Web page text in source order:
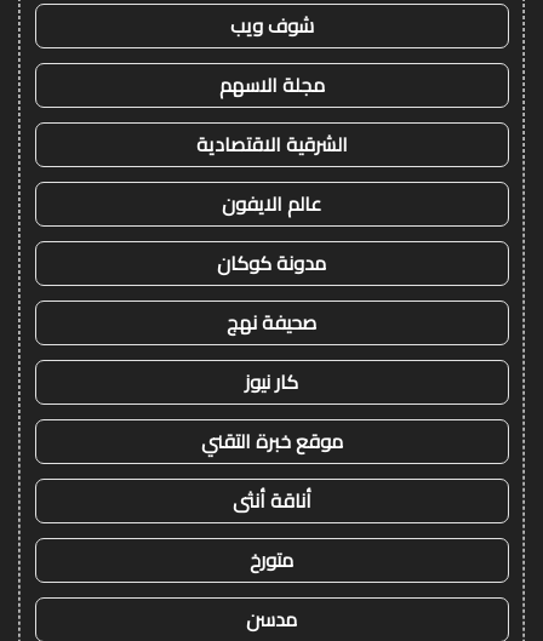
شوف ويب
مجلة الاسهم
الشرقية الاقتصادية
عالم الايفون
مدونة كوكان
صحيفة نهج
كار نيوز
موقع خبرة التقني
أناقة أنثى
متورخ
مدسن